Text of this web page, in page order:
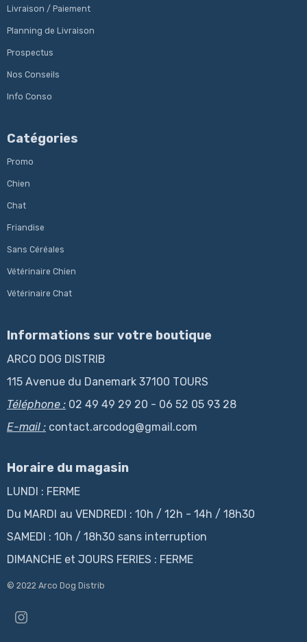
Livraison / Paiement
Planning de Livraison
Prospectus
Nos Conseils
Info Conso
Catégories
Promo
Chien
Chat
Friandise
Sans Céréales
Vétérinaire Chien
Vétérinaire Chat
Informations sur votre boutique
ARCO DOG DISTRIB
115 Avenue du Danemark 37100 TOURS
Téléphone : 02 49 49 29 20 - 06 52 05 93 28
E-mail : contact.arcodog@gmail.com
Horaire du magasin
LUNDI : FERME
Du MARDI au VENDREDI : 10h / 12h - 14h / 18h30
SAMEDI : 10h / 18h30 sans interruption
DIMANCHE et JOURS FERIES : FERME
© 2022 Arco Dog Distrib